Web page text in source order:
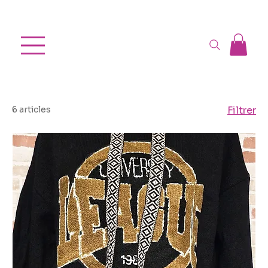
6 articles Filtrer